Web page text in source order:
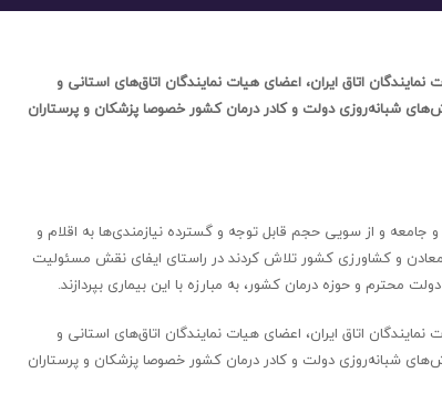
اتاق ایران، اعضای هیات نمایندگان اتاق‌های استانی و
شبانه‌روزی دولت و کادر درمان کشور خصوصا پزشکان و پرستاران
و از سویی حجم قابل توجه و گسترده نیازمندی‌ها به اقلام و
معادن و کشاورزی کشور تلاش کردند در راستای ایفای نقش مسئولیت
محترم و حوزه درمان کشور، به مبارزه با این بیماری بپردازند.
اتاق ایران، اعضای هیات نمایندگان اتاق‌های استانی و
شبانه‌روزی دولت و کادر درمان کشور خصوصا پزشکان و پرستاران